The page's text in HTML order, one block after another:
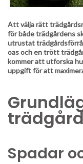
Att välja rätt
för både trädgårdens
utrustat
oas och en trött
kommer att utforska
uppgift för att
Spadar